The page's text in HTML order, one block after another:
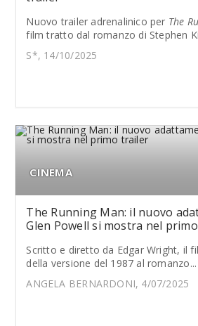
Nuovo trailer adrenalinico per The
film tratto dal romanzo di Stephen
S*, 14/10/2025
CINEMA
The Running Man: il nuovo
Glen Powell si mostra nel
Scritto e diretto da Edgar Wright, il
della versione del 1987 al romanzo...
ANGELA BERNARDONI, 4/07/2025